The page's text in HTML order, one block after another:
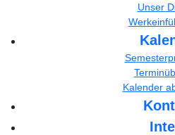
Unser
Kalender